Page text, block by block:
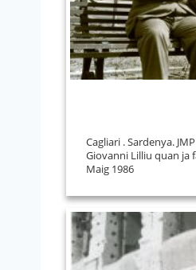
Cagliari . Sardenya.
Giovanni Lilliu quan ja
Maig 1986